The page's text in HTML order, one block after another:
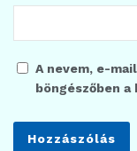
A nevem, e-
böngészőben